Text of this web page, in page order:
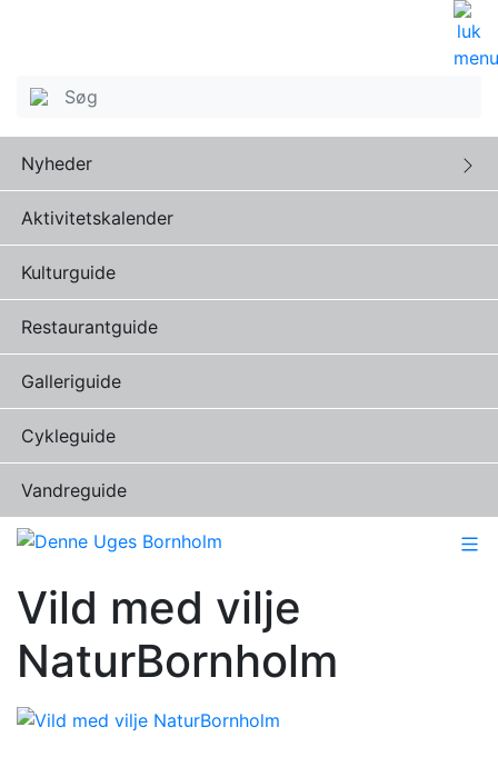
Nyheder
Aktivitetskalender
Kulturguide
Restaurantguide
Galleriguide
Cykleguide
Vandreguide
Vild med vilje
NaturBornholm